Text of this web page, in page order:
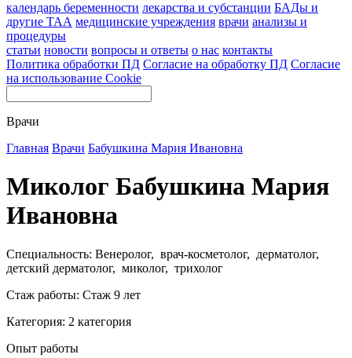
календарь беременности лекарства и субстанции БАДы и
другие ТАА медицинские учреждения врачи анализы и
процедуры
статьи новости вопросы и ответы о нас контакты
Политика обработки ПД Согласие на обработку ПД Согласие
на использование Cookie
Врачи
Главная Врачи Бабушкина Мария Ивановна
Миколог Бабушкина Мария
Ивановна
Специальность: Венеролог, врач-косметолог, дерматолог,
детский дерматолог, миколог, трихолог
Стаж работы: Стаж 9 лет
Категория: 2 категория
Опыт работы